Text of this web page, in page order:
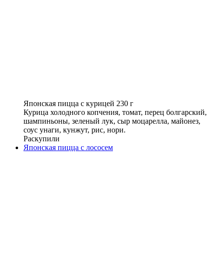
Японская пицца с курицей 230 г
Курица холодного копчения, томат, перец болгарский,
шампиньоны, зеленый лук, сыр моцарелла, майонез,
соус унаги, кунжут, рис, нори.
Раскупили
Японская пицца с лососем